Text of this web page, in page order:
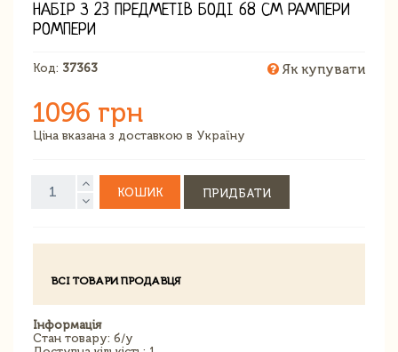
НАБІР З 23 ПРЕДМЕТІВ БОДІ 68 СМ РАМПЕРИ
РОМПЕРИ
Код: 37363 Як купувати
1096 грн
Ціна вказана з доставкою в Україну
КОШИК ПРИДБАТИ
ВСІ ТОВАРИ ПРОДАВЦЯ
Інформація
Стан товару: б/у